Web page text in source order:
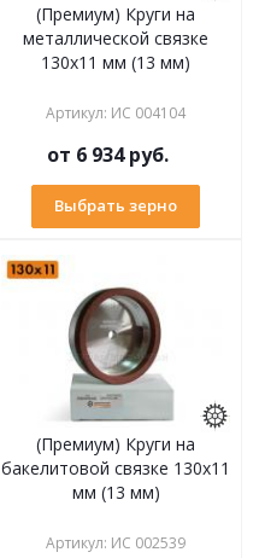
(Премиум) Круги на
металлической связке
130х11 мм (13 мм)
Артикул: ИС 004104
от 6 934 руб.
Выбрать зерно
(Премиум) Круги на
бакелитовой связке 130х11
мм (13 мм)
Артикул: ИС 002539